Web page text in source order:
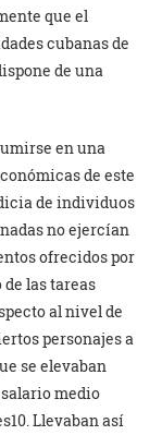
que el
cubanas de
de una
en una
de este
de individuos
no ejercían
ofrecidos por
las tareas
al nivel de
personajes a
se elevaban
medio
Llevaban así